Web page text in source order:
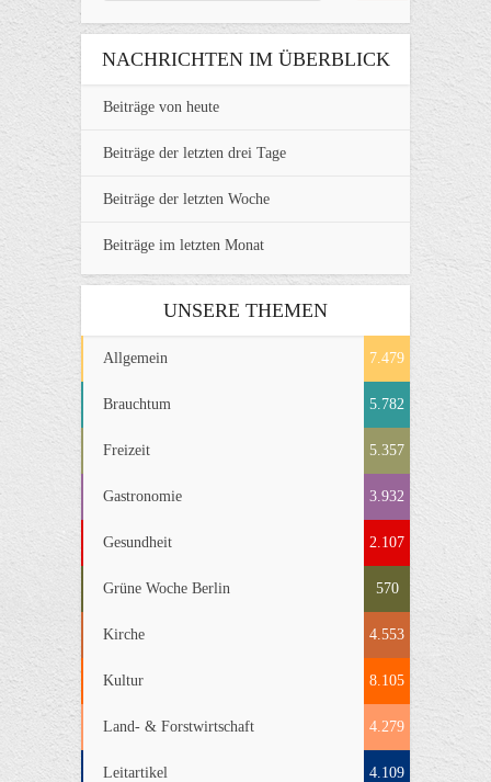
NACHRICHTEN IM ÜBERBLICK
Beiträge von heute
Beiträge der letzten drei Tage
Beiträge der letzten Woche
Beiträge im letzten Monat
UNSERE THEMEN
Allgemein 7.479
Brauchtum 5.782
Freizeit 5.357
Gastronomie 3.932
Gesundheit 2.107
Grüne Woche Berlin 570
Kirche 4.553
Kultur 8.105
Land- & Forstwirtschaft 4.279
Leitartikel 4.109